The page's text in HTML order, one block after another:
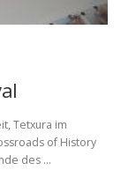
Tetxura im
of History
des …